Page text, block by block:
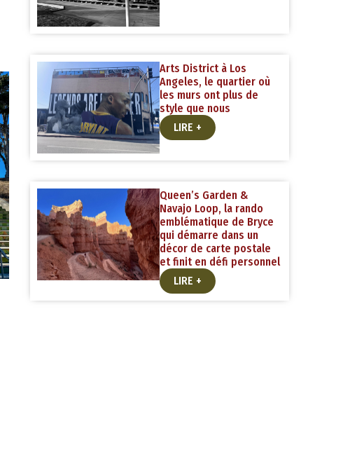
Arts District à Los
Angeles, le quartier où
les murs ont plus de
style que nous
LIRE +
Queen’s Garden &
Navajo Loop, la rando
emblématique de Bryce
qui démarre dans un
décor de carte postale
et finit en défi personnel
LIRE +